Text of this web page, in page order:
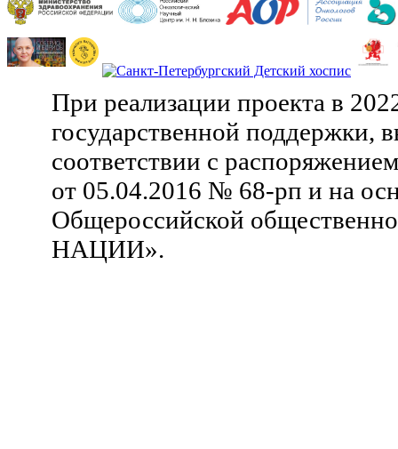
При реализации проекта в
государственной поддержки,
соответствии с
от 05.04.2016 № 68-рп и на
Общероссийской
НАЦИИ».